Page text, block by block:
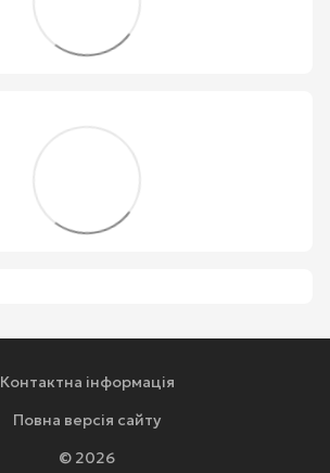
Контактна інформація
Повна версія сайту
© 2026